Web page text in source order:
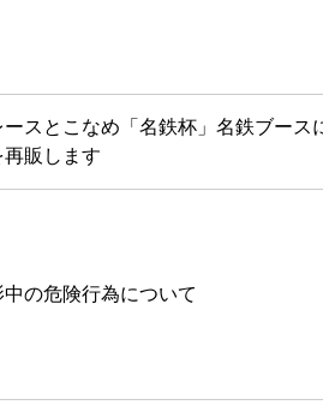
ースとこなめ「名鉄杯」名鉄ブース
再販します
の危険行為について